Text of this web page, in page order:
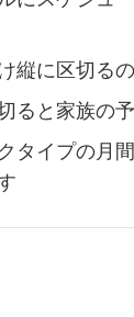
縦に区切る
ると家族の
タイプの月